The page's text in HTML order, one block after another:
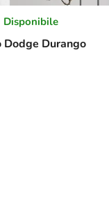
Dodge Durango
Disponibile